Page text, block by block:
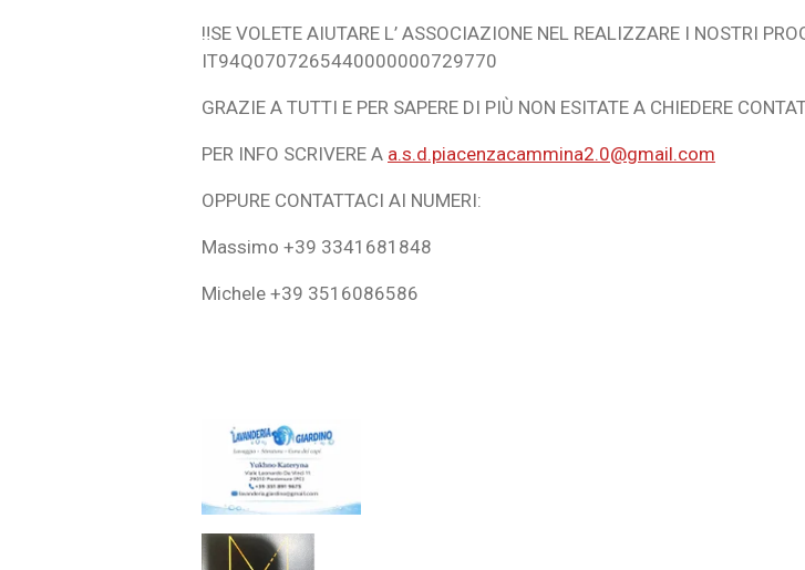
‼️SE VOLETE AIUTARE L’ ASSOCIAZIONE NEL REALIZZARE I NOSTRI
IT94Q0707265440000000729770
GRAZIE A TUTTI E PER SAPERE DI PIÙ NON ESITATE A CHIEDERE
PER INFO SCRIVERE A a.s.d.piacenzacammina2.0@gmail.com
OPPURE CONTATTACI AI NUMERI:
Massimo +39 3341681848
Michele +39 3516086586